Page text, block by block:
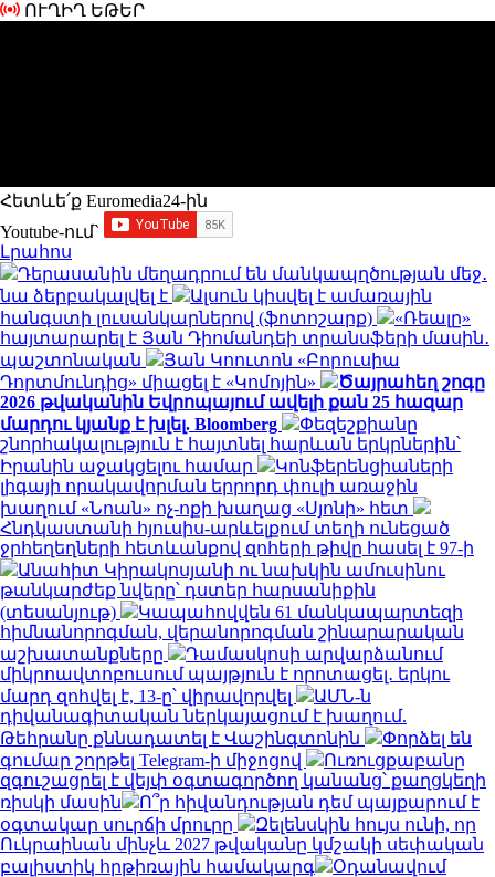
ՈՒՂԻՂ ԵԹԵՐ
Հետևե՛ք Euromedia24-ին
Youtube-ում`
Լրահոս
Դերասանին մեղադրում են մանկապղծության մեջ․
նա ձերբակալվել է
Ալսուն կիսվել է ամառային
հանգստի լուսանկարներով (ֆոտոշարք)
«Ռեալը»
հայտարարել է Յան Դիոմանդեի տրանսֆերի մասին․
պաշտոնական
Յան Կոուտոն «Բորուսիա
Դորտմունդից» միացել է «Կոմոյին»
Ծայրահեղ շոգը
2026 թվականին Եվրոպայում ավելի քան 25 հազար
մարդու կյանք է խլել. Bloomberg
Փեզեշքիանը
շնորհակալություն է հայտնել հարևան երկրներին՝
Իրանին աջակցելու համար
Կոնֆերենցիաների
լիգայի որակավորման երրորդ փուլի առաջին
խաղում «Նոան» ոչ-ոքի խաղաց «Սյոնի» հետ
Հնդկաստանի հյուսիս-արևելքում տեղի ունեցած
ջրհեղեղների հետևանքով զոհերի թիվը հասել է 97-ի
Անահիտ Կիրակոսյանի ու նախկին ամուսինու
թանկարժեք նվերը՝ դստեր հարսանիքին
(տեսանյութ)
Կապահովվեն 61 մանկապարտեզի
հիմնանորոգման, վերանորոգման շինարարական
աշխատանքները
Դամասկոսի արվարձանում
միկրոավտոբուսում պայթյուն է որոտացել․ երկու
մարդ զոհվել է, 13-ը՝ վիրավորվել
ԱՄՆ-ն
դիվանագիտական ներկայացում է խաղում.
Թեհրանը քննադատել է Վաշինգտոնին
Փորձել են
գումար շորթել Telegram-ի միջոցով
Ուռուցքաբանը
զգուշացրել է վեյփ օգտագործող կանանց՝ քաղցկեղի
ռիսկի մասին
Ո՞ր հիվանդության դեմ պայքարում է
օգտակար սուրճի մրուրը
Զելենսկին հույս ունի, որ
Ուկրաինան մինչև 2027 թվականը կմշակի սեփական
բալիստիկ հրթիռային համակարգ
Օդանավում